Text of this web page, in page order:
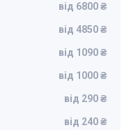
від 6800 ₴
від 4850 ₴
від 1090 ₴
від 1000 ₴
від 290 ₴
від 240 ₴